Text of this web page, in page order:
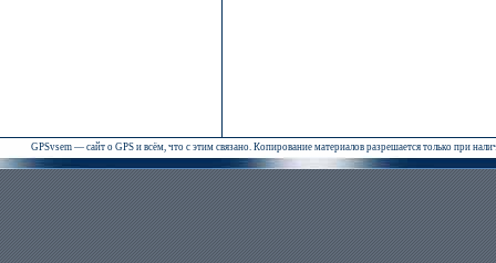
GPSvsem — сайт о GPS и всём, что с этим связано. Копирование материалов разрешается только при